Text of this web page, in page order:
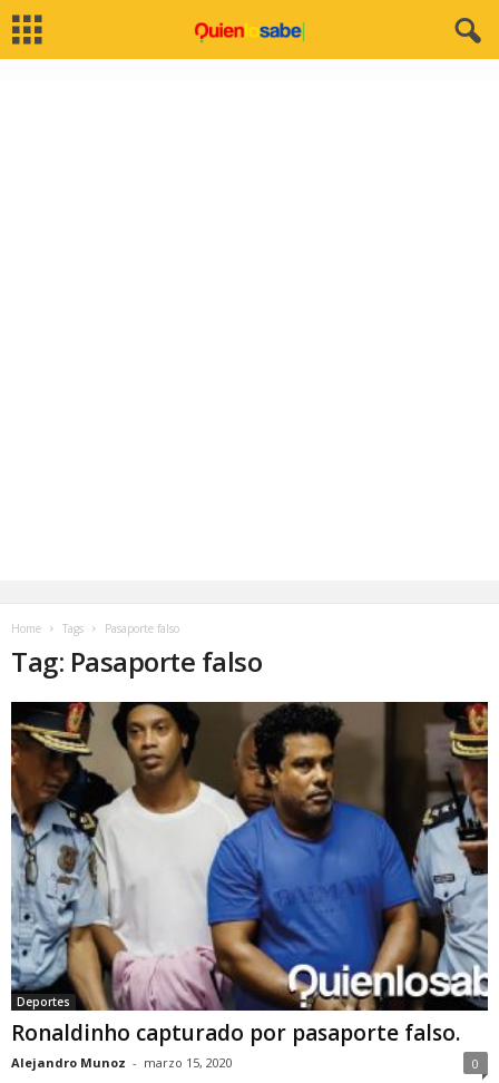
Home Tags Pasaporte falso
Tag: Pasaporte falso
Deportes
Ronaldinho capturado por pasaporte falso.
Alejandro Munoz - marzo 15, 2020 0